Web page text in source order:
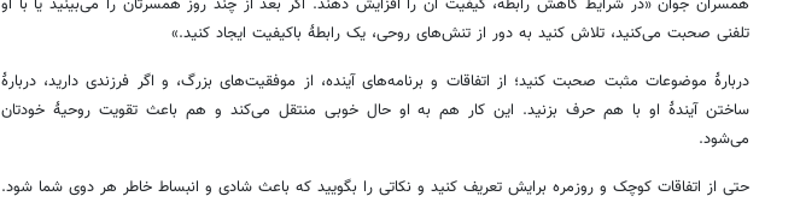
همسران جوان «در شرایط کاهش رابطه، کیفیت آن را افزایش دهند. اگر بعد از چند روز همسرتان را می‌بینید یا با او
تلفنی صحبت می‌کنید، تلاش کنید به دور از تنش‌های روحی، یک رابطهٔ باکیفیت ایجاد کنید.»
دربارهٔ موضوعات مثبت صحبت کنید؛ از اتفاقات و برنامه‌های آینده، از موفقیت‌های بزرگ، و اگر فرزندی دارید، دربارهٔ
ساختن آیندهٔ او با هم حرف بزنید. این کار هم به او حال خوبی منتقل می‌کند و هم باعث تقویت روحیهٔ خودتان
می‌شود.
حتی از اتفاقات کوچک و روزمره برایش تعریف کنید و نکاتی را بگویید که باعث شادی و انبساط خاطر هر دوی شما شود.